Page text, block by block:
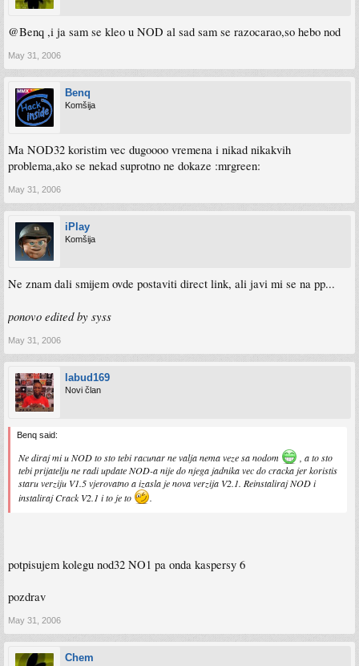
@Benq ,i ja sam se kleo u NOD al sad sam se razocarao,so hebo nod
May 31, 2006
Benq
Komšija
Ma NOD32 koristim vec dugoooo vremena i nikad nikakvih
problema,ako se nekad suprotno ne dokaze :mrgreen:
May 31, 2006
iPlay
Komšija
Ne znam dali smijem ovde postaviti direct link, ali javi mi se na pp...
ponovo edited by syss
May 31, 2006
labud169
Novi član
Benq said:
Ne diraj mi u NOD to sto tebi racunar ne valja nema veze sa nodom
, a to sto
tebi prijatelju ne radi update NOD-a nije do njega jadnika vec do cracka jer koristis
staru verziju V1.5 vjerovatno a izasla je nova verzija V2.1. Reinstaliraj NOD i
instaliraj Crack V2.1 i to je to
.
potpisujem kolegu nod32 NO1 pa onda kaspersy 6
pozdrav
May 31, 2006
Chem